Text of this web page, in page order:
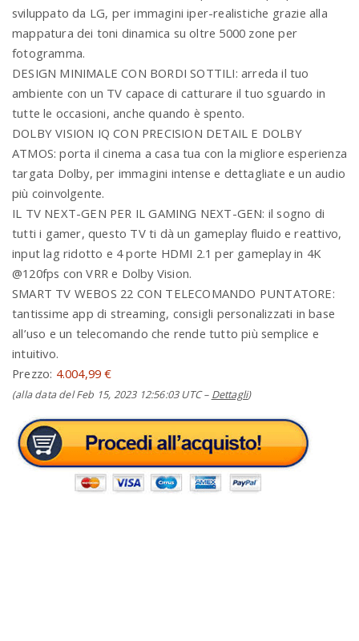
sviluppato da LG, per immagini iper-realistiche grazie alla
mappatura dei toni dinamica su oltre 5000 zone per
fotogramma.
DESIGN MINIMALE CON BORDI SOTTILI: arreda il tuo
ambiente con un TV capace di catturare il tuo sguardo in
tutte le occasioni, anche quando è spento.
DOLBY VISION IQ CON PRECISION DETAIL E DOLBY
ATMOS: porta il cinema a casa tua con la migliore esperienza
targata Dolby, per immagini intense e dettagliate e un audio
più coinvolgente.
IL TV NEXT-GEN PER IL GAMING NEXT-GEN: il sogno di
tutti i gamer, questo TV ti dà un gameplay fluido e reattivo,
input lag ridotto e 4 porte HDMI 2.1 per gameplay in 4K
@120fps con VRR e Dolby Vision.
SMART TV WEBOS 22 CON TELECOMANDO PUNTATORE:
tantissime app di streaming, consigli personalizzati in base
all’uso e un telecomando che rende tutto più semplice e
intuitivo.
Prezzo: 4.004,99 €
(alla data del Feb 15, 2023 12:56:03 UTC – Dettagli)